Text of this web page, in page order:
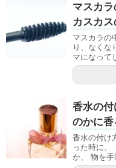
マスカ
カスカス
マスカラの
り、なくな
マになって
香水の
のかに香
香水の付け
った時に、
か、 物を